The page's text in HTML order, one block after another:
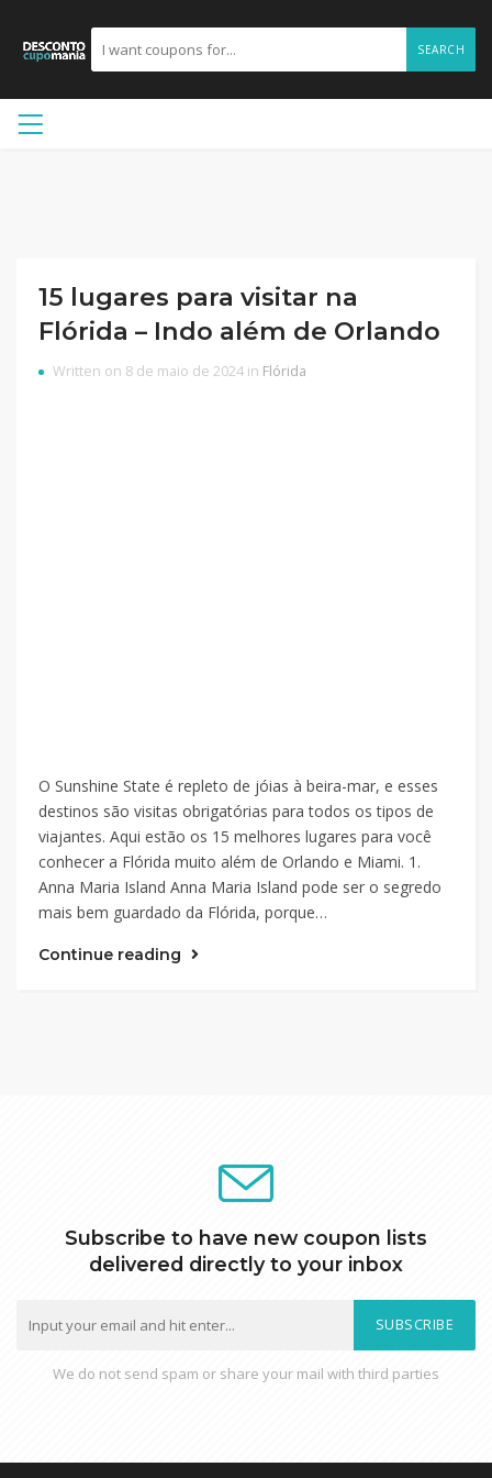
SEARCH
15 lugares para visitar na
Flórida – Indo além de Orlando
Written on 8 de maio de 2024 in Flórida
O Sunshine State é repleto de jóias à beira-mar, e esses
destinos são visitas obrigatórias para todos os tipos de
viajantes. Aqui estão os 15 melhores lugares para você
conhecer a Flórida muito além de Orlando e Miami. 1.
Anna Maria Island Anna Maria Island pode ser o segredo
mais bem guardado da Flórida, porque…
Continue reading
Subscribe to have new coupon lists
delivered directly to your inbox
SUBSCRIBE
We do not send spam or share your mail with third parties